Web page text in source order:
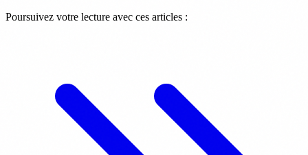
Poursuivez votre lecture avec ces articles :